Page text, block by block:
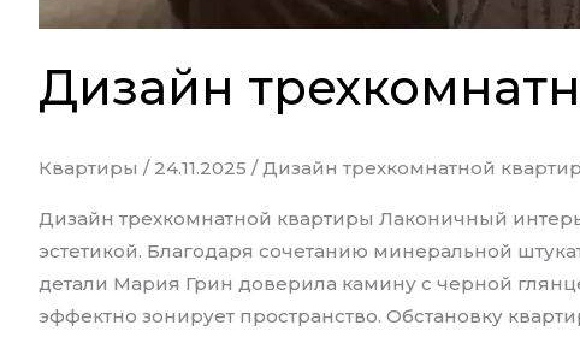
Дизайн
Квартиры / 24.11.2025 / Дизайн трехкомнатной
Дизайн трехкомнатной квартиры Лаконичный
эстетикой. Благодаря сочетанию минеральной
детали Мария Грин доверила камину с черной
эффектно зонирует пространство. Обстановку